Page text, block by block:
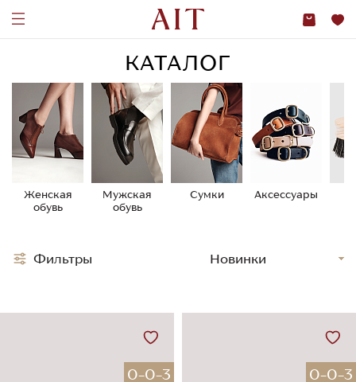
КАТАЛОГ
Женская
обувь
Мужская
обувь
Сумки Аксессуары
0-0-3 0-0-3
Фильтры